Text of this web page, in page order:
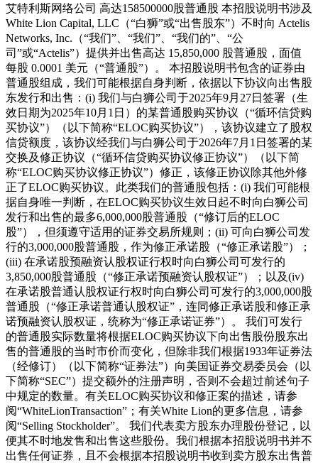
艾特利斯网络公司 高达158500000股普通股 本招股说明书涉及
White Lion Capital, LLC（“白狮”或“出售股东”）不时向 Actelis
Networks, Inc.（“我们”、“我们”、“我们的”、“公
司”或“Actelis”）提供并出售高达 15,850,000 股普通股，面值
每股 0.0001 美元（“普通股”）。 本招股说明书包含的证券由
普通股组成，我们可能根据自身判断，依据以下协议向出售股
东发行和出售：(i) 我们与白狮公司于2025年9月27日签署（生
效日期为2025年10月1日）的某普通股购买协议（“循环信贷购
买协议”）（以下简称“ELOC购买协议”），该协议建立了股权
信贷额度，该协议经我们与白狮公司于2026年7月1日签署的某
交换及修正协议（“循环信贷购买协议修正协议”）（以下简
称“ELOC购买协议修正协议”）修正，该修正协议除其他外修
正了ELOC购买协议。此类我们的普通股包括：(i) 我们可能根
据自身唯一判断，在ELOC购买协议生效日起不时向白狮公司
发行和出售的最多6,000,000股普通股（“修订后的ELOC
股”），但须遵守适用的证券交易所规则；(ii) 可向白狮公司发
行的3,000,000股普通股，作为修正承诺股（“修正承诺股”）；
(iii) 在承诺股预融资认股权证行权时向白狮公司可发行的
3,850,000股普通股（“修正承诺预融资认股权证”）；以及(iv)
在承诺股普通认股权证行权时向白狮公司可发行的3,000,000股
普通股（“修正承诺普通认股权证”，连同修正承诺股和修正承
诺预融资认股权证，统称为“修正承诺证券”）。 我们可发行
的普通股实际数量将根据ELOC购买协议下向出售股份股东出
售的普通股的当时市价而变化，但除非我们根据1933年证券法
（经修订）（以下简称“证券法”）向美国证券交易委员会（以
下简称“SEC”）提交额外的注册声明，否则不会超过前述句子
中规定的数量。有关ELOC购买协议和修正案的描述，请参
阅“WhiteLionTransaction”；有关White Lion的更多信息，请参
阅“Selling Stockholder”。 我们代表卖方股东办理股份登记，以
便其不时地发售和出售这些股份。我们根据本招股说明书并不
出售任何证券，且不会根据本招股说明书收到卖方股东出售普